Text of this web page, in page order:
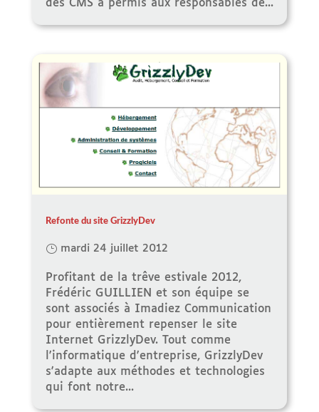
des CMS a permis aux responsables de...
Refonte du site GrizzlyDev
mardi 24 juillet 2012
Profitant de la trêve estivale 2012,
Frédéric GUILLIEN et son équipe se
sont associés à Imadiez Communication
pour entièrement repenser le site
Internet GrizzlyDev. Tout comme
l'informatique d'entreprise, GrizzlyDev
s'adapte aux méthodes et technologies
qui font notre...